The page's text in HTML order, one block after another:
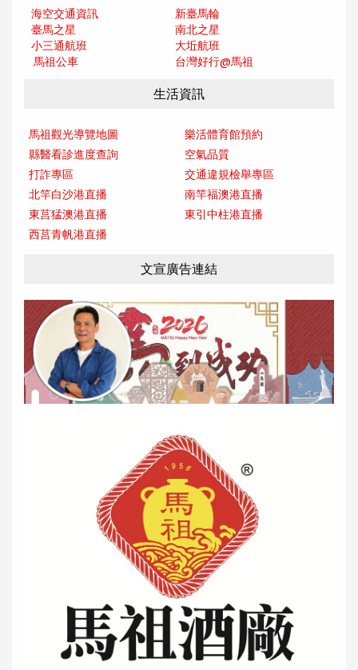
海空交通資訊
新臺馬輪
臺馬之星
南北之星
小三通航班
大坵航班
馬祖公車
台灣好行@馬祖
生活資訊
馬祖觀光導覽地圖
樂活體育館預約
縣醫看診進度查詢
空氣品質
打詐專區
交通違規檢舉專區
北竿白沙港直播
南竿福澳港直播
東莒猛澳港直播
東引中柱港直播
西莒青帆港直播
文宣廣告連結